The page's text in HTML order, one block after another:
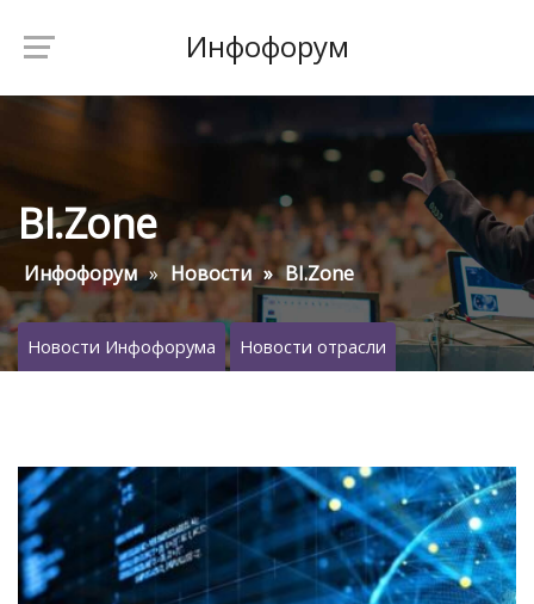
Инфофорум
BI.Zone
Инфофорум Новости BI.Zone
Новости Инфофорума Новости отрасли